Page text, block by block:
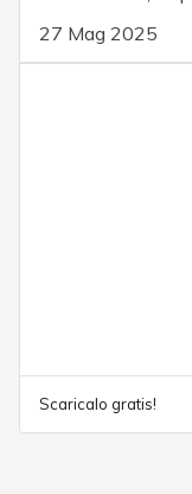
27 Mag 2025
Scaricalo gratis!